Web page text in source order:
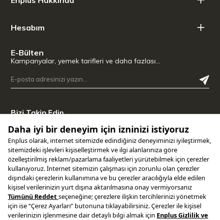
Hesabım
E-Bülten
Kampanyalar, yemek tarifleri ve daha fazlası…
Bizi Takip Edin
Uygulamamızı İndirin